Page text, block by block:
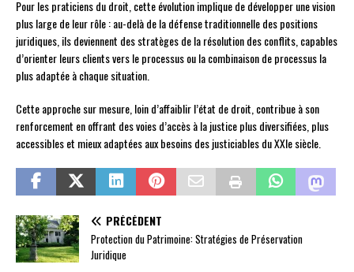
Pour les praticiens du droit, cette évolution implique de développer une vision
plus large de leur rôle : au-delà de la défense traditionnelle des positions
juridiques, ils deviennent des stratèges de la résolution des conflits, capables
d’orienter leurs clients vers le processus ou la combinaison de processus la
plus adaptée à chaque situation.
Cette approche sur mesure, loin d’affaiblir l’état de droit, contribue à son
renforcement en offrant des voies d’accès à la justice plus diversifiées, plus
accessibles et mieux adaptées aux besoins des justiciables du XXIe siècle.
PRÉCÉDENT
Protection du Patrimoine: Stratégies de Préservation
Juridique